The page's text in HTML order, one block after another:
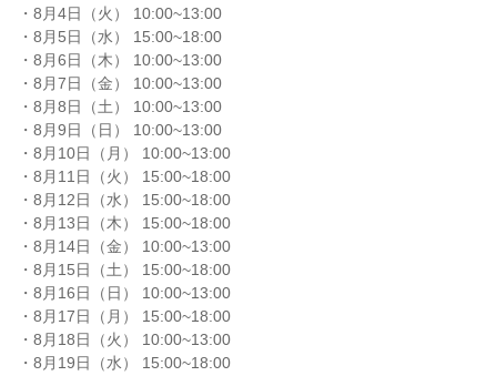
・8月4日（火） 10:00~13:00
・8月5日（水） 15:00~18:00
・8月6日（木） 10:00~13:00
・8月7日（金） 10:00~13:00
・8月8日（土） 10:00~13:00
・8月9日（日） 10:00~13:00
・8月10日（月） 10:00~13:00
・8月11日（火） 15:00~18:00
・8月12日（水） 15:00~18:00
・8月13日（木） 15:00~18:00
・8月14日（金） 10:00~13:00
・8月15日（土） 15:00~18:00
・8月16日（日） 10:00~13:00
・8月17日（月） 15:00~18:00
・8月18日（火） 10:00~13:00
・8月19日（水） 15:00~18:00